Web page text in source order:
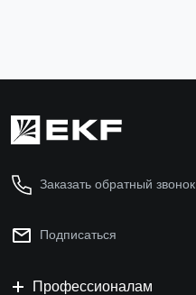
Заказать обратный звонок
Подписаться
Профессионалам